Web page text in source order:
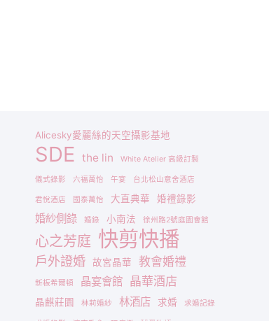
Alicesky愛麗絲的天空攝影基地
SDE the lin White Atelier 高級訂製
儀式錄影 六福萬怡 午宴 台北松山意舍酒店
君悅酒店 國泰萬怡 大直典華 婚禮錄影
婚紗側錄 婚錄 小南法 徐州路2號庭園會館
心之芳庭 快剪快播
戶外證婚 故宮晶華 教會婚禮
新板希爾頓 晶宴會館 晶華酒店
晶麒莊園 林莉婚紗 林酒店 求婚 求婚記錄